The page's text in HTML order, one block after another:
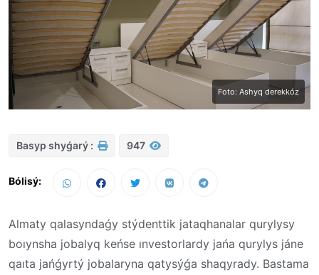
Foto: Ashyq derekkóz
Basyp shyǵarý : 947
Bólisý:
Almaty qalasyndaǵy stýdenttik jataqhanalar qurylysy
boıynsha jobalyq keńse ınvestorlardy jańa qurylys jáne
qaıta jańǵyrtý jobalaryna qatysýǵa shaqyrady. Bastama